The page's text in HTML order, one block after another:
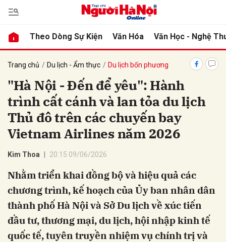
Theo Dòng Sự Kiện Văn Hóa Văn Học - Nghệ
Trang chủ Du lịch - Ẩm thực Du lịch bốn phương
"Hà Nội - Đến để yêu": Hành
trình cất cánh và lan tỏa du lịch
Thủ đô trên các chuyến bay
Vietnam Airlines năm 2026
Kim Thoa 20:15 09/06/2026
Nhằm triển khai đồng bộ và hiệu quả các
chương trình, kế hoạch của Ủy ban nhân dân
thành phố Hà Nội và Sở Du lịch về xúc tiến
đầu tư, thương mại, du lịch, hội nhập kinh tế
quốc tế, tuyên truyền nhiệm vụ chính trị và
luận